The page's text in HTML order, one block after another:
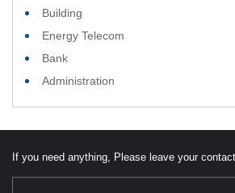
Building
Energy Telecom
Bank
Administration
If you need anything, Please leave your